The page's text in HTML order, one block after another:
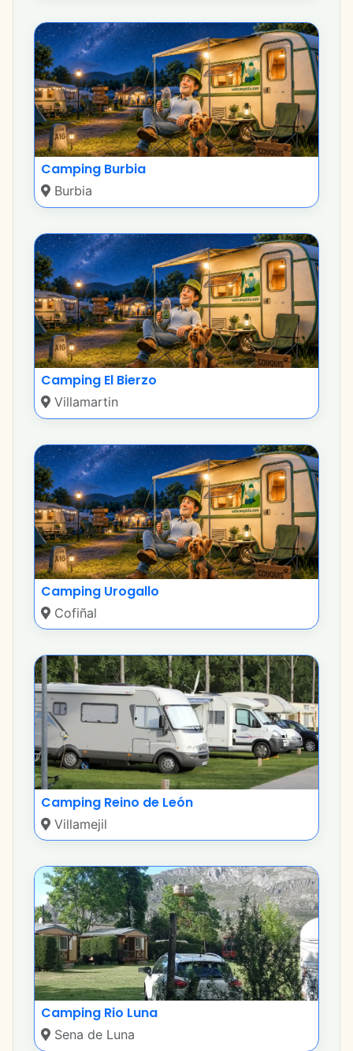
Camping Burbia
Burbia
Camping El Bierzo
Villamartin
Camping Urogallo
Cofiñal
Camping Reino de León
Villamejil
Camping Rio Luna
Sena de Luna